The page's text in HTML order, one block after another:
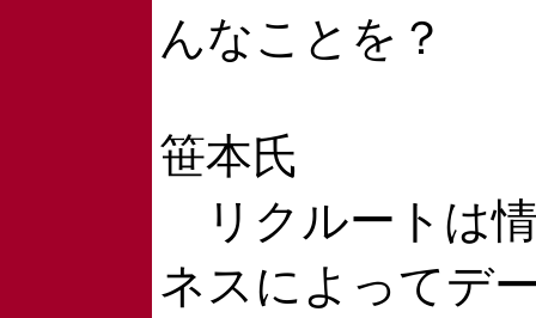
んなことを？
笹本氏
リクルートは
ネスによってデ